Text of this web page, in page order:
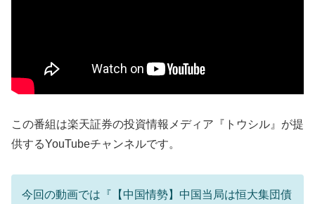
この番組は楽天証券の投資情報メディア『トウシル』が提
供するYouTubeチャンネルです。
今回の動画では『【中国情勢】中国当局は恒大集団債